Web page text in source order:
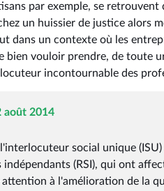
par exemple, se
un huissier de justice alors
dans un contexte où les
bien vouloir prendre, de toute
incontournable des
août 2014
l'interlocuteur social unique
indépendants (RSI), qui ont
à l'amélioration de la